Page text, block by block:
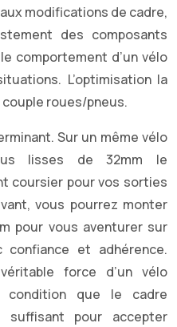
modifications de cadre,
des composants
comportement d’un vélo
L’optimisation la
roues/pneus.
Sur un même vélo
lisses de 32mm le
coursier pour vos sorties
vous pourrez monter
pour vous aventurer sur
et adhérence.
force d’un vélo
condition que le cadre
suffisant pour accepter